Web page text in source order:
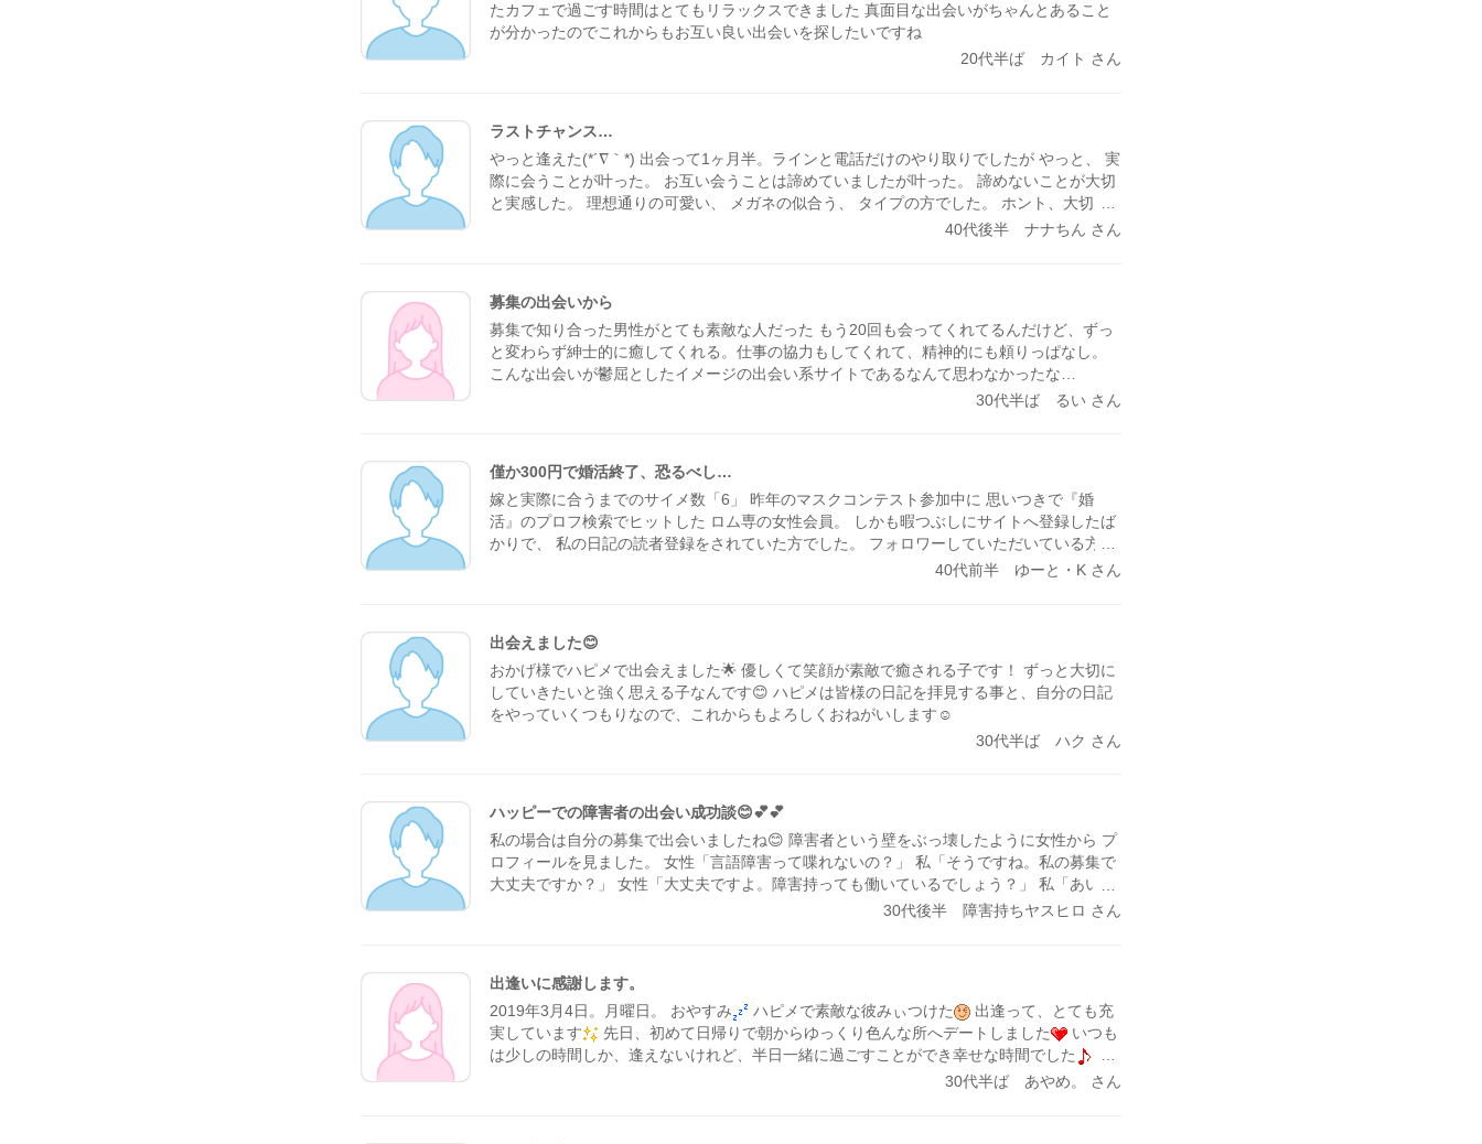
たカフェで過ごす時間はとてもリラックスできました 真面目な出会いがちゃんとあること
が分かったのでこれからもお互い良い出会いを探したいですね
20代半ば カイト さん
ラストチャンス…
やっと逢えた(*´∇｀*) 出会って1ヶ月半。ラインと電話だけのやり取りでしたが やっと、 実
際に会うことが叶った。 お互い会うことは諦めていましたが叶った。 諦めないことが大切
と実感した。 理想通りの可愛い、 メガネの似合う、 タイプの方でした。 ホント、大切に
したいと思った。 また会う約束もできた。 こんな僕と… ありがとう(*´∇｀*)40代後半 ナナちん さん
募集の出会いから
募集で知り合った男性がとても素敵な人だった もう20回も会ってくれてるんだけど、ずっ
と変わらず紳士的に癒してくれる。仕事の協力もしてくれて、精神的にも頼りっぱなし。
こんな出会いが鬱屈としたイメージの出会い系サイトであるなんて思わなかったな…
30代半ば るい さん
僅か300円で婚活終了、恐るべし…
嫁と実際に合うまでのサイメ数「6」 昨年のマスクコンテスト参加中に 思いつきで『婚
活』のプロフ検索でヒットした ロム専の女性会員。 しかも暇つぶしにサイトへ登録したば
かりで、 私の日記の読者登録をされていた方でした。 フォロワーしていただいている方々
を 全く確認していなかったので 全然気が付いてませんでしたが💦 1月末に会って、 2月か
る人に限る』 …とか言いつつ、 日記友達の根回しのおかげなんでしょうが(笑)
40代前半 ゆーと・K さん
出会えました😊
おかげ様でハピメで出会えました🌟 優しくて笑顔が素敵で癒される子です！ ずっと大切に
していきたいと強く思える子なんです😊 ハピメは皆様の日記を拝見する事と、自分の日記
をやっていくつもりなので、これからもよろしくおねがいします☺️
30代半ば ハク さん
ハッピーでの障害者の出会い成功談😊💕💕
私の場合は自分の募集で出会いましたね😊 障害者という壁をぶっ壊したように女性から プ
ロフィールを見ました。 女性「言語障害って喋れないの？」 私「そうですね。私の募集で
大丈夫ですか？」 女性「大丈夫ですよ。障害持っても働いているでしょう？」 私「あい、
働いていますよ。」 女性「それに喋れないだけで身体とか歩けるんだよね？」 私「大丈夫
それから1週間ぐらいで足跡で見て見られていたよ。 私が何となく申し訳ないと気持ちにな
ってメールをした。 その時は映画館で待っていて、映画が終わったら会おうとメールをし
たら、会いましょうとメールが返信が来たよ。 その時に時間を間違えてしまい、印象を悪
くなったけど女性はそれでも会っていい出会いをしました。 でも、会えたのは女性の優し
い方・気遣い・信頼関係できる女性でした！ これは出来ないことです。待つとかあえない
でしょうね。だけど、待ってくれた。本当に本気ですごい方ですよ。 本当に会いたいなと
30代後半 障害持ちヤスヒロ さん
出逢いに感謝します。
2019年3月4日。月曜日。 おやすみ
ハピメで素敵な彼みぃつけた
出逢って、とても充
実しています
先日、初めて日帰りで朝からゆっくり色んな所へデートしました
いつも
は少しの時間しか、逢えないけれど、半日一緒に過ごすことができ幸せな時間でした
用事のあとにボウリング2ゲームしま
30代半ば あやめ。 さん